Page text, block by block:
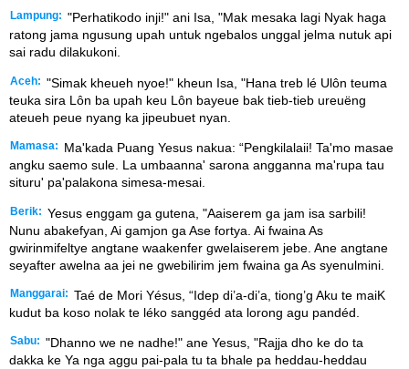
Lampung: "Perhatikodo inji!" ani Isa, "Mak mesaka lagi Nyak haga
ratong jama ngusung upah untuk ngebalos unggal jelma nutuk api
sai radu dilakukoni.
Aceh: "Simak kheueh nyoe!" kheun Isa, "Hana treb lé Ulôn teuma
teuka sira Lôn ba upah keu Lôn bayeue bak tieb-tieb ureuëng
ateueh peue nyang ka jipeubuet nyan.
Mamasa:
Ma'kada Puang Yesus nakua: “Pengkilalaii! Ta'mo masae
angku saemo sule. La umbaanna' sarona angganna ma'rupa tau
situru' pa'palakona simesa-mesai.
Berik: Yesus enggam ga gutena, "Aaiserem ga jam isa sarbili!
Nunu abakefyan, Ai gamjon ga Ase fortya. Ai fwaina As
gwirinmifeltye angtane waakenfer gwelaiserem jebe. Ane angtane
seyafter awelna aa jei ne gwebilirim jem fwaina ga As syenulmini.
Manggarai: Taé de Mori Yésus, “Idep di’a-di’a, tiong’g Aku te maiK
kudut ba koso nolak te léko sanggéd ata lorong agu pandéd.
Sabu: "Dhanno we ne nadhe!" ane Yesus, "Rajja dho ke do ta
dakka ke Ya nga aggu pai-pala tu ta bhale pa heddau-heddau